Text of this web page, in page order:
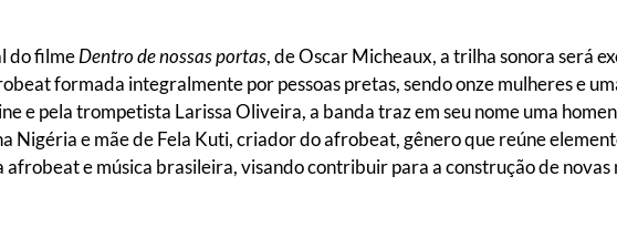
do filmeDentro de nossas portas, de Oscar Micheaux, a trilha sonora será
formada integralmente por pessoas pretas, sendo onze mulheres e
e pela trompetista Larissa Oliveira, a banda traz em seu nome uma
Nigéria e mãe de Fela Kuti, criador do afrobeat, gênero que reúne
afrobeat e música brasileira, visando contribuir para a construção de